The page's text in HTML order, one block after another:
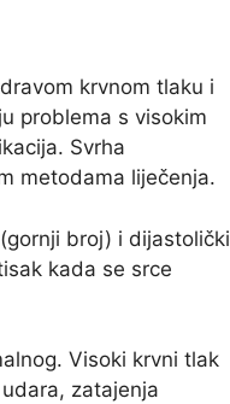
krvnom tlaku i
problema s visokim
Svrha
metodama liječenja.
broj) i dijastolički
kada se srce
Visoki krvni tlak
zatajenja